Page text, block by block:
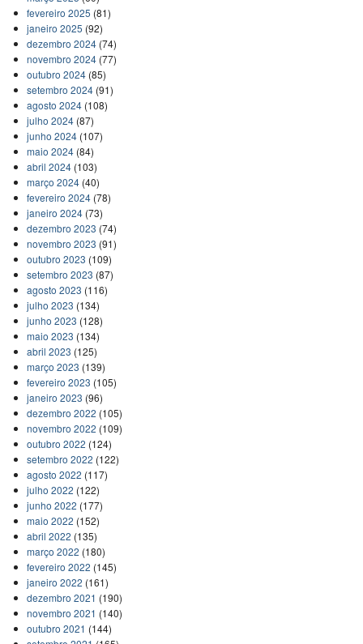
fevereiro 2025 (81)
janeiro 2025 (92)
dezembro 2024(74)
novembro 2024(77)
outubro 2024(85)
setembro 2024(91)
agosto 2024(108)
julho 2024(87)
junho 2024(107)
maio 2024(84)
abril 2024(103)
março 2024(40)
fevereiro 2024(78)
janeiro 2024(73)
dezembro 2023 (74)
novembro 2023 (91)
outubro 2023 (109)
setembro 2023 (87)
agosto 2023 (116)
julho 2023 (134)
junho 2023 (128)
maio 2023 (134)
abril 2023 (125)
março 2023 (139)
fevereiro 2023 (105)
janeiro 2023 (96)
dezembro 2022 (105)
novembro 2022 (109)
outubro 2022 (124)
setembro 2022 (122)
agosto 2022 (117)
julho 2022 (122)
junho 2022 (177)
maio 2022 (152)
abril 2022 (135)
março 2022 (180)
fevereiro 2022 (145)
janeiro 2022 (161)
dezembro 2021 (190)
novembro 2021 (140)
outubro 2021 (144)